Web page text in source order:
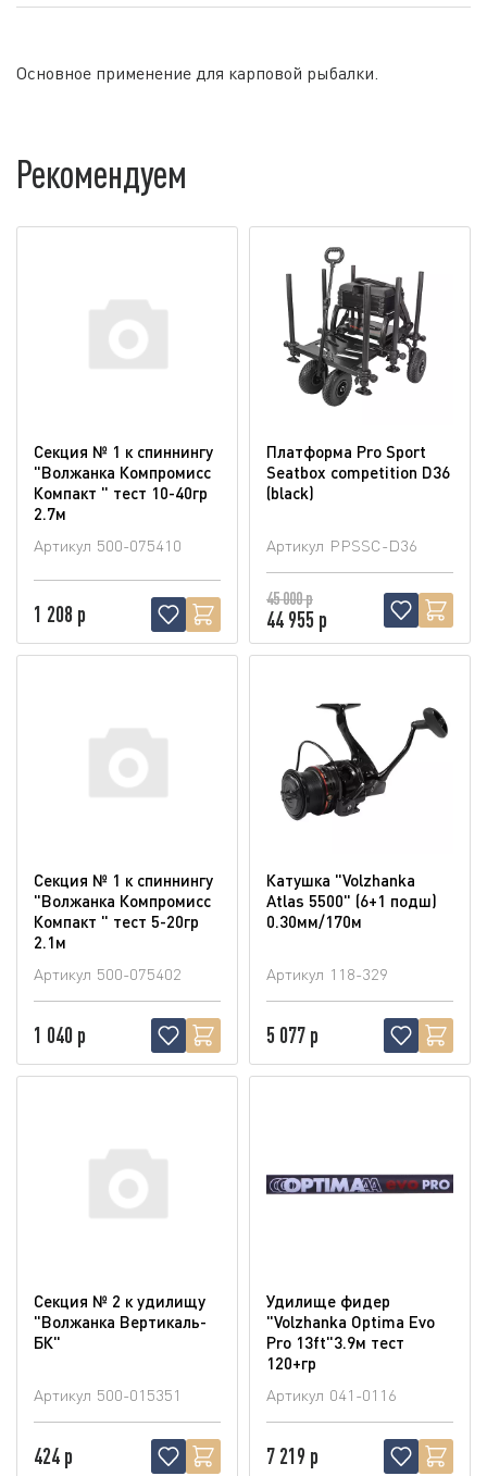
Основное применение для карповой рыбалки.
Рекомендуем
Секция № 1 к спиннингу
"Волжанка Компромисс
Компакт " тест 10-40гр
2.7м
Артикул 500-075410
1 208 р
Платформа Pro Sport
Seatbox competition D36
(blaсk)
Артикул PPSSC-D36
45 000 р
44 955 р
Секция № 1 к спиннингу
"Волжанка Компромисс
Компакт " тест 5-20гр
2.1м
Артикул 500-075402
1 040 р
Катушка "Volzhanka
Atlas 5500" (6+1 подш)
0.30мм/170м
Артикул 118-329
5 077 р
Секция № 2 к удилищу
"Волжанка Вертикаль-
БК"
Артикул 500-015351
424 р
Удилище фидер
"Volzhanka Optima Evo
Pro 13ft"3.9м тест
120+гр
Артикул 041-0116
7 219 р